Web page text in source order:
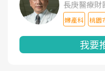
長庚醫療
婦產科 桃園
我要